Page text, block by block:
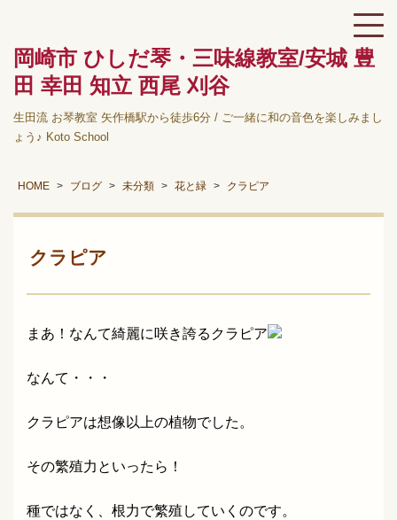
岡崎市 ひしだ琴・三味線教室/安城 豊
田 幸田 知立 西尾 刈谷
生田流 お琴教室 矢作橋駅から徒歩6分 / ご一緒に和の音色を楽しみまし
ょう♪ Koto School
HOME ブログ 未分類 花と緑 クラピア
クラピア
まあ！なんて綺麗に咲き誇るクラピア
なんて・・・
クラピアは想像以上の植物でした。
その繁殖力といったら！
種ではなく、根力で繁殖していくのです。